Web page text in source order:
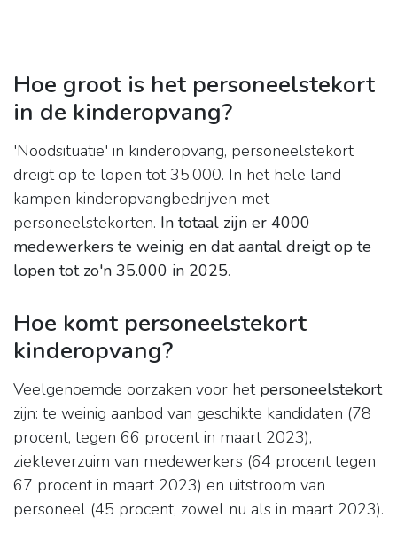
Hoe groot is het personeelstekort
in de kinderopvang?
'Noodsituatie' in kinderopvang, personeelstekort
dreigt op te lopen tot 35.000. In het hele land
kampen kinderopvangbedrijven met
personeelstekorten. In totaal zijn er 4000
medewerkers te weinig en dat aantal dreigt op te
lopen tot zo'n 35.000 in 2025.
Hoe komt personeelstekort
kinderopvang?
Veelgenoemde oorzaken voor het personeelstekort
zijn: te weinig aanbod van geschikte kandidaten (78
procent, tegen 66 procent in maart 2023),
ziekteverzuim van medewerkers (64 procent tegen
67 procent in maart 2023) en uitstroom van
personeel (45 procent, zowel nu als in maart 2023).